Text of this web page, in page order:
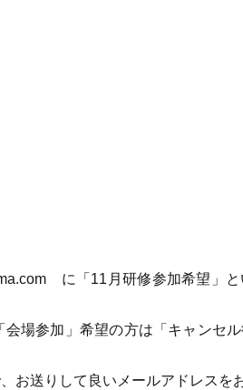
に「11月研修参加希望」と
場参加」希望の方は「キャンセ
送りして良いメールアドレスを